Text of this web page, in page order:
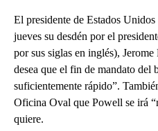
El presidente de Estados
jueves su desdén por el
por sus siglas en inglés),
desea que el fin de mandato del
suficientemente rápido”.
Oficina Oval que Powell se irá
quiere.